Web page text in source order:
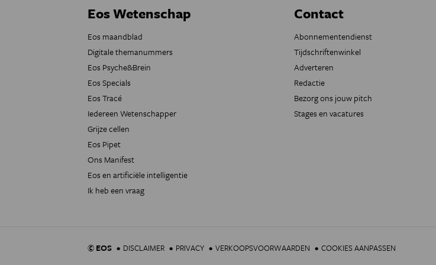
Eos Wetenschap
Eos maandblad
Digitale themanummers
Eos Psyche&Brein
Eos Specials
Eos Tracé
Iedereen Wetenschapper
Grijze cellen
Eos Pipet
Ons Manifest
Eos en artificiële intelligentie
Ik heb een vraag
Contact
Abonnementendienst
Tijdschriftenwinkel
Adverteren
Redactie
Bezorg ons jouw pitch
Stages en vacatures
© EOS DISCLAIMER PRIVACY VERKOOPSVOORWAARDEN COOKIES AANPASSEN